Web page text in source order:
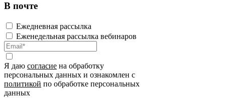
В почте
Ежедневная рассылка
Еженедельная рассылка вебинаров
Я даю согласие на обработку
персональных данных и ознакомлен с
политикой по обработке персональных
данных